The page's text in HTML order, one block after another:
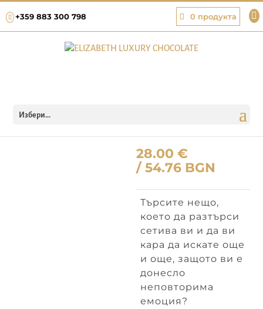
+359 883 300 798 
0 продукта
Избери...
28.00€
/ 54.76 BGN
Търсите нещо,
което да разтърси
сетива ви и да ви
кара да искате още
и още, защото ви е
донесло
неповторима
емоция?